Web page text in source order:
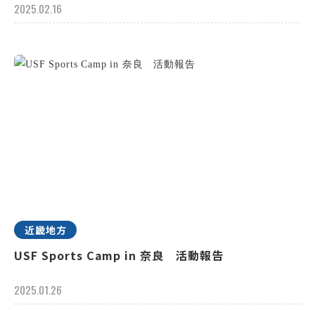
2025.02.16
近畿地方
USF Sports Camp in 奈良 活動報告
2025.01.26